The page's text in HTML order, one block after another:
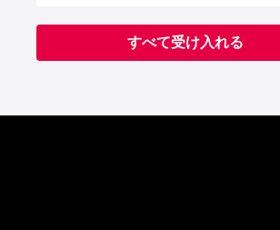
すべて受け入れる